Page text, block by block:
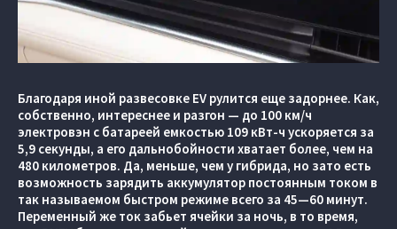
Благодаря иной развесовке EV рулится еще задорнее. Как,
собственно, интереснее и разгон — до 100 км/ч
электровэн с батареей емкостью 109 кВт-ч ускоряется за
5,9 секунды, а его дальнобойности хватает более, чем на
480 километров. Да, меньше, чем у гибрида, но зато есть
возможность зарядить аккумулятор постоянным током в
так называемом быстром режиме всего за 45—60 минут.
Переменный же ток забьет ячейки за ночь, в то время,